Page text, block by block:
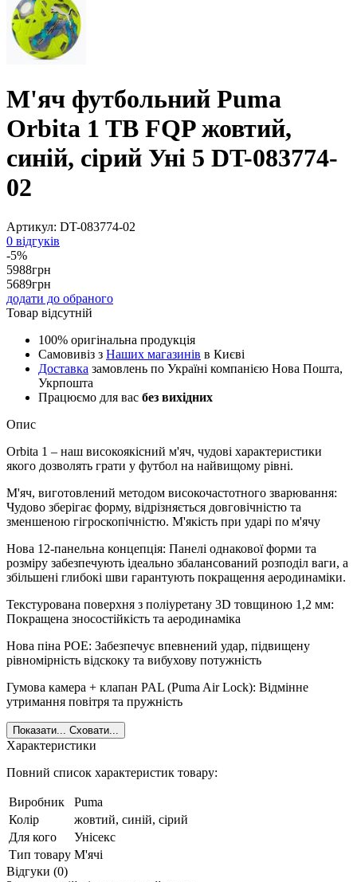
М'яч футбольний Puma
Orbita 1 TB FQP жовтий,
синій, сірий Уні 5 DT-083774-
02
Артикул: DT-083774-02
0 відгуків
-5%
5988грн
5689грн
додати до обраного
Товар відсутній
100% оригінальна продукція
Самовивіз з Наших магазинів в Києві
Доставка замовлень по Україні компанією Нова Пошта,
Укрпошта
Працюємо для вас без вихідних
Опис
Orbita 1 – наш високоякісний м'яч, чудові характеристики
якого дозволять грати у футбол на найвищому рівні.
М'яч, виготовлений методом високочастотного зварювання:
Чудово зберігає форму, відрізняється довговічністю та
зменшеною гігроскопічністю. М'якість при ударі по м'ячу
Нова 12-панельна концепція: Панелі однакової форми та
розміру забезпечують ідеально збалансований розподіл ваги, а
збільшені глибокі шви гарантують покращення аеродинаміки.
Текстурована поверхня з поліуретану 3D товщиною 1,2 мм:
Покращена зносостійкість та аеродинаміка
Нова піна POE: Забезпечує впевнений удар, підвищену
рівномірність відскоку та вибухову потужність
Гумова камера + клапан PAL (Puma Air Lock): Відмінне
утримання повітря та пружність
Показати... Сховати...
Характеристики
Повний список характеристик товару:
Виробник
Puma
Колір
жовтий, синій, сірий
Для кого
Унісекс
Тип товару М'ячі
Відгуки (0)